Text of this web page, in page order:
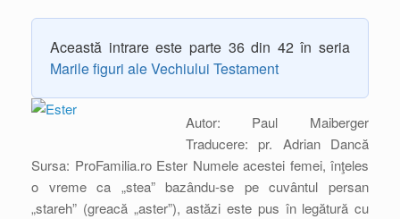
Această intrare este parte 36 din 42 în seria
Marile figuri ale Vechiului Testament
Autor: Paul Maiberger
Traducere: pr. Adrian Dancă
Sursa: ProFamilia.ro Ester Numele acestei femei, înţeles
o vreme ca „stea” bazându-se pe cuvântul persan
„stareh” (greacă „aster”), astăzi este pus în legătură cu